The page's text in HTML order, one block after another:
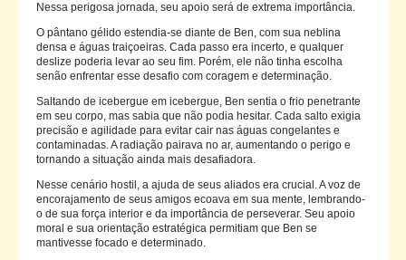
Nessa perigosa jornada, seu apoio será de extrema importância.
O pântano gélido estendia-se diante de Ben, com sua neblina
densa e águas traiçoeiras. Cada passo era incerto, e qualquer
deslize poderia levar ao seu fim. Porém, ele não tinha escolha
senão enfrentar esse desafio com coragem e determinação.
Saltando de icebergue em icebergue, Ben sentia o frio penetrante
em seu corpo, mas sabia que não podia hesitar. Cada salto exigia
precisão e agilidade para evitar cair nas águas congelantes e
contaminadas. A radiação pairava no ar, aumentando o perigo e
tornando a situação ainda mais desafiadora.
Nesse cenário hostil, a ajuda de seus aliados era crucial. A voz de
encorajamento de seus amigos ecoava em sua mente, lembrando-
o de sua força interior e da importância de perseverar. Seu apoio
moral e sua orientação estratégica permitiam que Ben se
mantivesse focado e determinado.